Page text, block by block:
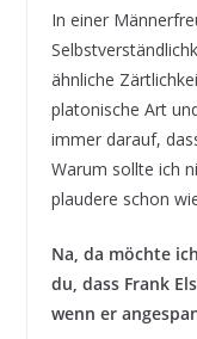
In einer
ähnliche
platonische Art
immer darauf,
Warum sollte ich
plaudere schon
Na, da möchte
du, dass Frank
wenn er